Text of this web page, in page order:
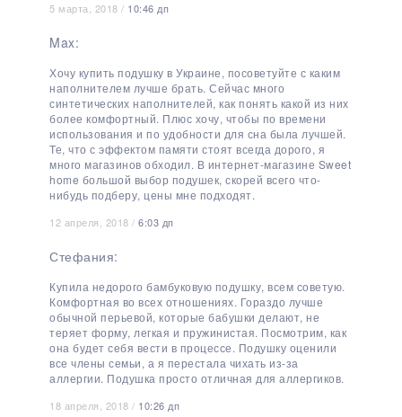
5 марта, 2018 / 10:46 дп
Max:
Хочу купить подушку в Украине, посоветуйте с каким
наполнителем лучше брать. Сейчас много
синтетических наполнителей, как понять какой из них
более комфортный. Плюс хочу, чтобы по времени
использования и по удобности для сна была лучшей.
Те, что с эффектом памяти стоят всегда дорого, я
много магазинов обходил. В интернет-магазине Sweet
home большой выбор подушек, скорей всего что-
нибудь подберу, цены мне подходят.
12 апреля, 2018 / 6:03 дп
Стефания:
Купила недорого бамбуковую подушку, всем советую.
Комфортная во всех отношениях. Гораздо лучше
обычной перьевой, которые бабушки делают, не
теряет форму, легкая и пружинистая. Посмотрим, как
она будет себя вести в процессе. Подушку оценили
все члены семьи, а я перестала чихать из-за
аллергии. Подушка просто отличная для аллергиков.
18 апреля, 2018 / 10:26 дп